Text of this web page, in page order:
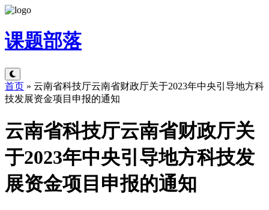
课题部落
首页 » 云南省科技厅云南省财政厅关于2023年中央引导地方科
技发展资金项目申报的通知
云南省科技厅云南省财政厅关
于2023年中央引导地方科技发
展资金项目申报的通知